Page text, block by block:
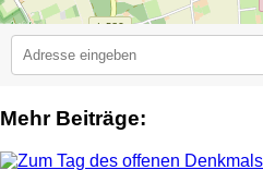
Mehr Beiträge: